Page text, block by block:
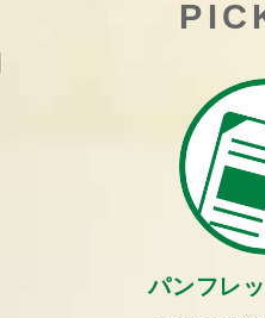
パンフレ